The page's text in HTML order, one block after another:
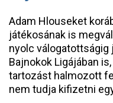
Adam Hlouseket
játékosának is
nyolc válogatottságig
Bajnokok Ligájában
tartozást halmozott
nem tudja kifizetni